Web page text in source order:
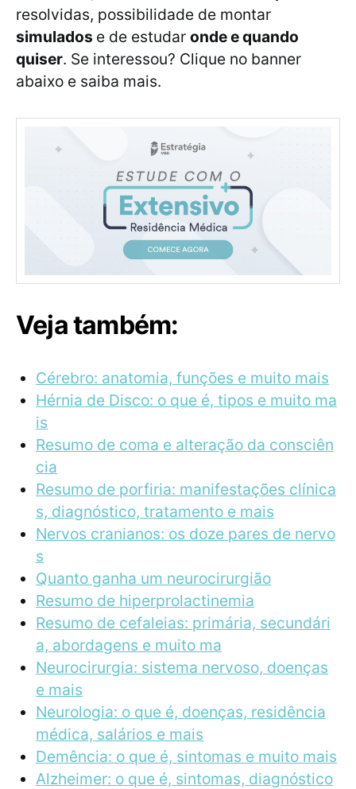
resolvidas, possibilidade de montar
simulados e de estudar onde e quando
quiser. Se interessou? Clique no banner
abaixo e saiba mais.
Veja também:
Cérebro: anatomia, funções e muito mais
Hérnia de Disco: o que é, tipos e muito ma
is
Resumo de coma e alteração da consciên
cia
Resumo de porfiria: manifestações clínica
s, diagnóstico, tratamento e mais
Nervos cranianos: os doze pares de nervo
s
Quanto ganha um neurocirurgião
Resumo de hiperprolactinemia
Resumo de cefaleias: primária, secundári
a, abordagens e muito ma
Neurocirurgia: sistema nervoso, doenças
e mais
Neurologia: o que é, doenças, residência
médica, salários e mais
Demência: o que é, sintomas e muito mais
Alzheimer: o que é, sintomas, diagnóstico